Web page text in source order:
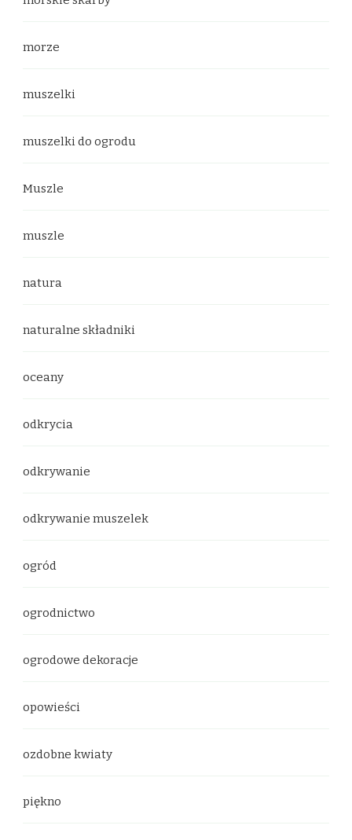
morze
muszelki
muszelki do ogrodu
Muszle
muszle
natura
naturalne składniki
oceany
odkrycia
odkrywanie
odkrywanie muszelek
ogród
ogrodnictwo
ogrodowe dekoracje
opowieści
ozdobne kwiaty
piękno